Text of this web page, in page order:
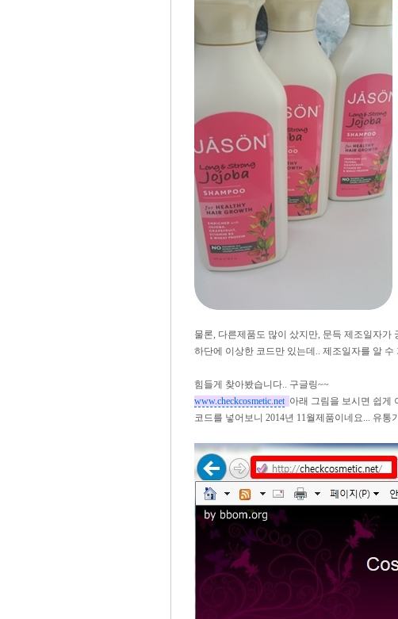
물론, 다른제품도 많이 샀지만, 문득 제조일자가
하단에 이상한 코드만 있는데.. 제조일자를 알 수
힘들게 찾아봤습니다.. 구글링~~
www.checkcosmetic.net 아래 그림을 보시면 쉽게
코드를 넣어보니 2014년 11월제품이네요... 유통